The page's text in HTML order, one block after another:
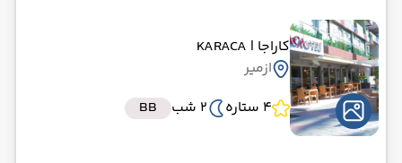
کاراجا | KARACA
ازمیر
4 ستاره
2 شب BB